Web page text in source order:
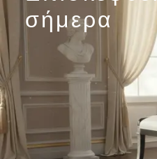
σήμερα